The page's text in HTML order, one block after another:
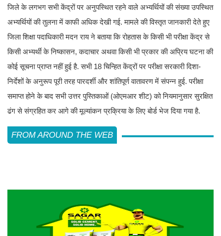
जिले के लगभग सभी केंद्रों पर अनुपस्थित रहने वाले अभ्यर्थियों की संख्या उपस्थित
अभ्यर्थियों की तुलना में काफी अधिक देखी गई. मामले की विस्तृत जानकारी देते हुए
जिला शिक्षा पदाधिकारी मदन राय ने बताया कि रोहतास के किसी भी परीक्षा केंद्र से
किसी अभ्यर्थी के निष्कासन, कदाचार अथवा किसी भी प्रकार की अप्रिय घटना की
कोई सूचना प्राप्त नहीं हुई है. सभी 18 चिन्हित केंद्रों पर परीक्षा सरकारी दिशा-
निर्देशों के अनुरूप पूरी तरह पारदर्शी और शांतिपूर्ण वातावरण में संपन्न हुई. परीक्षा
समाप्त होने के बाद सभी उत्तर पुस्तिकाओं (ओएमआर शीट) को नियमानुसार सुरक्षित
ढंग से संग्रहित कर आगे की मूल्यांकन प्रक्रिया के लिए बोर्ड भेज दिया गया है.
FROM AROUND THE WEB